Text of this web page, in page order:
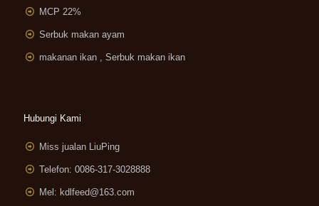
MCP 22%
Serbuk makan ayam
makanan ikan , Serbuk makan ikan
Hubungi Kami
Miss jualan LiuPing
Telefon: 0086-317-3028888
Mel: kdlfeed@163.com